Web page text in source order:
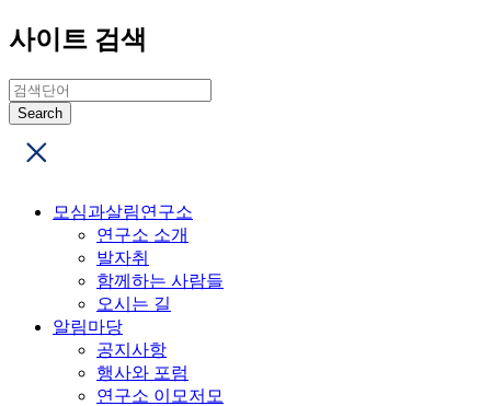
사이트 검색
모심과살림연구소
연구소 소개
발자취
함께하는 사람들
오시는 길
알림마당
공지사항
행사와 포럼
연구소 이모저모